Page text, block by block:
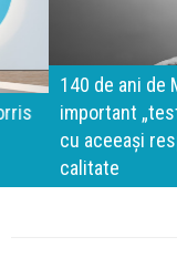
140 de ani de
important „test al
cu aceeași
calitate